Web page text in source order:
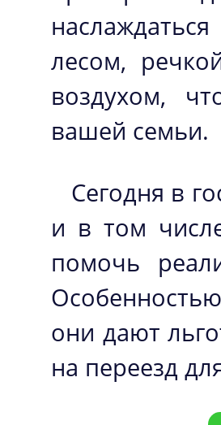
лесом,
воздухом,
вашей семьи.
Сегодня в
и в том
помочь
они дают
на переезд